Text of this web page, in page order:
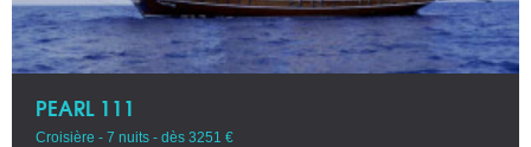
PEARL 111
Croisière - 7 nuits - dès 3251 €